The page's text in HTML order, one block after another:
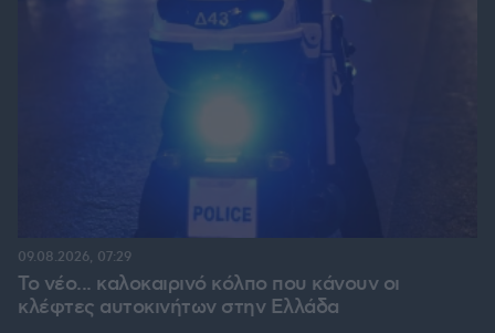
Το νέο... καλοκαιρινό κόλπο που κάνουν οι
κλέφτες αυτοκινήτων στην Ελλάδα
09.08.2026, 07:29